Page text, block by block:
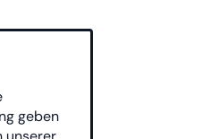
geben